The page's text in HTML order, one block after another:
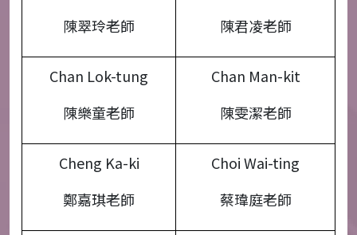
陳翠玲老師
陳君凌老師
Chan Lok-tung
陳樂童老師
Chan Man-kit
陳雯潔老師
Cheng Ka-ki
鄭嘉琪老師
Choi Wai-ting
蔡瑋庭老師